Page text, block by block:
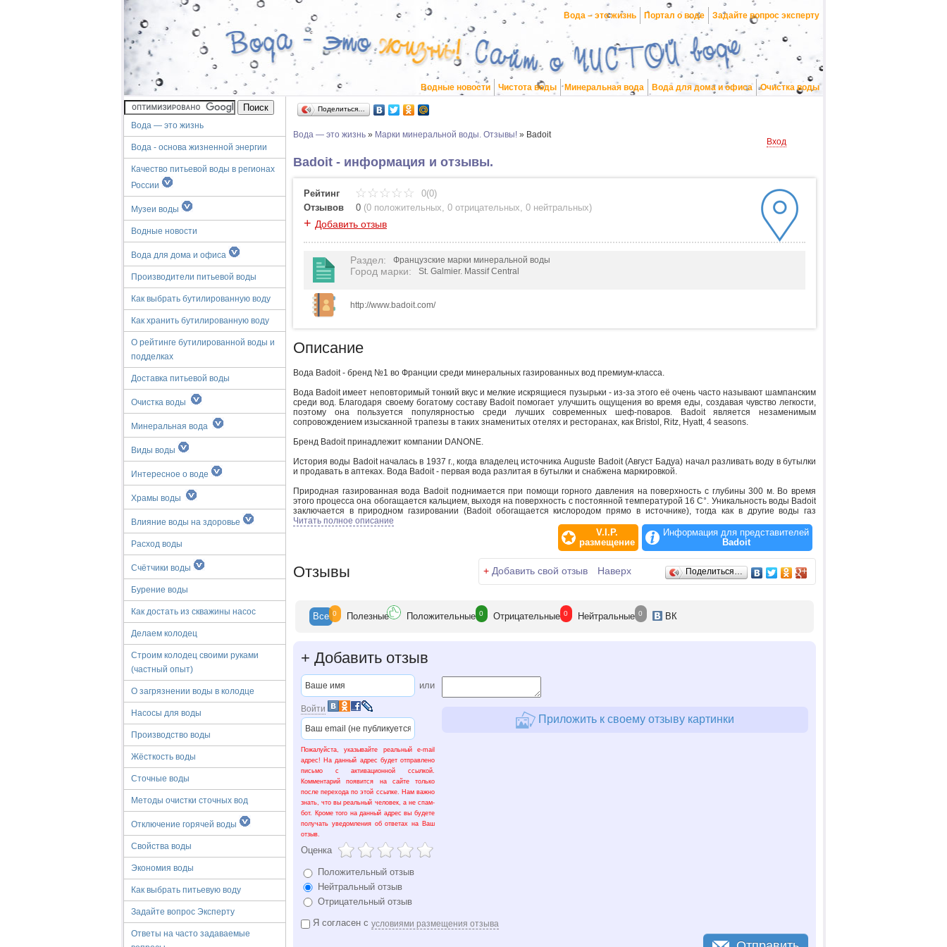
Вода – это жизнь Портал о воде Задайте вопрос эксперту
Водные новости Чистота воды Минеральная вода Вода для дома и офиса Очистка воды
Вода — это жизнь
Вода - основа жизненной энергии
Качество питьевой воды в регионах
России
Музеи воды
Водные новости
Вода для дома и офиса
Производители питьевой воды
Как выбрать бутилированную воду
Как хранить бутилированную воду
О рейтинге бутилированной воды и
подделках
Доставка питьевой воды
Очистка воды
Минеральная вода
Виды воды
Интересное о воде
Храмы воды
Влияние воды на здоровье
Расход воды
Счётчики воды
Бурение воды
Как достать из скважины насос
Делаем колодец
Строим колодец своими руками
(частный опыт)
О загрязнении воды в колодце
Насосы для воды
Производство воды
Жёсткость воды
Сточные воды
Методы очистки сточных вод
Отключение горячей воды
Свойства воды
Экономия воды
Как выбрать питьевую воду
Задайте вопрос Эксперту
Ответы на часто задаваемые
Поделиться…
Вода — это жизнь » Марки минеральной воды. Отзывы! » Badoit
Вход
Badoit - информация и отзывы.
Рейтинг
0(0)
Отзывов
0 (0 положительных, 0 отрицательных, 0 нейтральных)
+ Добавить отзыв
Раздел: Французские марки минеральной воды
Город марки: St. Galmier. Massif Central
http://www.badoit.com/
Описание
Вода Badoit - бренд №1 во Франции среди минеральных газированных вод премиум-класса.
Вода Badoit имеет неповторимый тонкий вкус и мелкие искрящиеся пузырьки - из-за этого её очень часто называют шампанским
среди вод. Благодаря своему богатому составу Badoit помогает улучшить ощущения во время еды, создавая чувство легкости,
поэтому она пользуется популярностью среди лучших современных шеф-поваров. Badoit является незаменимым
сопровождением изысканной трапезы в таких знаменитых отелях и ресторанах, как Bristol, Ritz, Hyatt, 4 seasons.
Бренд Badoit принадлежит компании DANONE.
История воды Badoit началась в 1937 г., когда владелец источника Auguste Badoit (Август Бадуа) начал разливать воду в бутылки
и продавать в аптеках. Вода Badoit - первая вода разлитая в бутылки и снабжена маркировкой.
Природная газированная вода Badoit поднимается при помощи горного давления на поверхность с глубины 300 м. Во время
этого процесса она обогащается кальцием, выходя на поверхность c постоянной температурой 16 C°. Уникальность воды Badoit
заключается в природном газировании (Badoit обогащается кислородом прямо в источнике), тогда как в другие воды газ
добавляется искусственно. Благодаря своему неповторимому тонкому вкусу и маленьким искрящимся пузырькам Badoit очень
Badoit разливается в бутылки на фабрике Сант-Гальмьер вблизи самого источника. Затем из воды удаляется железо, с целью
предотвратить его отложение на стенках бутылок. Зона разлива воды Badoit надежно защищена от загрязнения. Раз в 2 месяца
качество воды проверяют Французские коммунальные службы и ежедневно - лаборатория фабрики Сант-Гальмьер и
центральный отдел контроля качества Evian. Именно поэтому вода Badoit считается самой прозрачной и самой вкусной водой
Читать полное описание
V.I.P.
размещение
Информация для представителей
Badoit
Отзывы + Добавить свой отзыв Наверх Поделиться…
Все 0 Полезные Положительные 0 Отрицательные 0 Нейтральные 0 ВК
+ Добавить отзыв
или
Войти
Пожалуйста, указывайте реальный e-mail
адрес! На данный адрес будет отправлено
письмо с активационной ссылкой.
Комментарий появится на сайте только
после перехода по этой ссылке. Нам важно
знать, что вы реальный человек, а не спам-
бот. Кроме того на данный адрес вы будете
получать уведомления об ответах на Ваш
отзыв.
Оценка
Положительный отзыв
Нейтральный отзыв
Отрицательный отзыв
Приложить к своему отзыву картинки
Я согласен с условиями размещения отзыва